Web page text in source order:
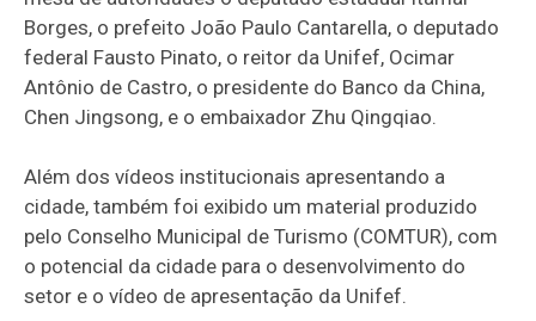
Borges, o prefeito João Paulo Cantarella, o deputado
federal Fausto Pinato, o reitor da Unifef, Ocimar
Antônio de Castro, o presidente do Banco da China,
Chen Jingsong, e o embaixador Zhu Qingqiao.
Além dos vídeos institucionais apresentando a
cidade, também foi exibido um material produzido
pelo Conselho Municipal de Turismo (COMTUR), com
o potencial da cidade para o desenvolvimento do
setor e o vídeo de apresentação da Unifef.